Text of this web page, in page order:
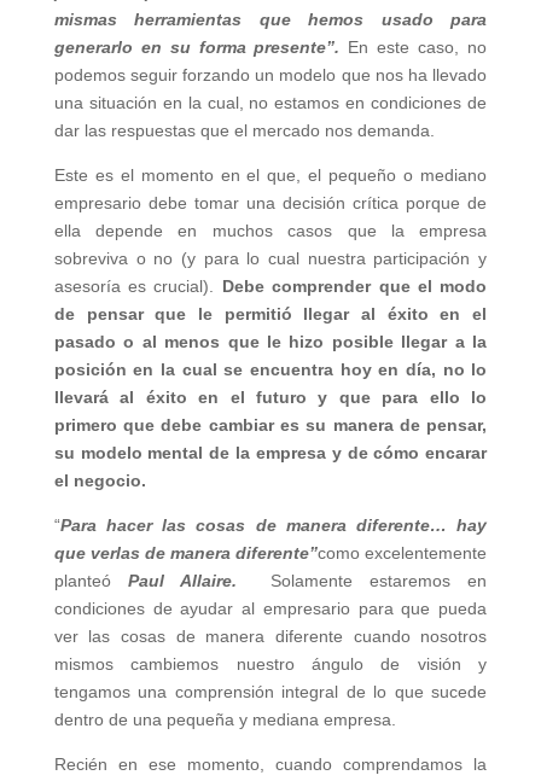
mismas herramientas que hemos usado para
generarlo en su forma presente”. En este caso, no
podemos seguir forzando un modelo que nos ha llevado
una situación en la cual, no estamos en condiciones de
dar las respuestas que el mercado nos demanda.
Este es el momento en el que, el pequeño o mediano
empresario debe tomar una decisión crítica porque de
ella depende en muchos casos que la empresa
sobreviva o no (y para lo cual nuestra participación y
asesoría es crucial). Debe comprender que el modo
de pensar que le permitió llegar al éxito en el
pasado o al menos que le hizo posible llegar a la
posición en la cual se encuentra hoy en día, no lo
llevará al éxito en el futuro y que para ello lo
primero que debe cambiar es su manera de pensar,
su modelo mental de la empresa y de cómo encarar
el negocio.
“Para hacer las cosas de manera diferente… hay
que verlas de manera diferente”como excelentemente
planteóPaul Allaire. Solamente estaremos en
condiciones de ayudar al empresario para que pueda
ver las cosas de manera diferente cuando nosotros
mismos cambiemos nuestro ángulo de visión y
tengamos una comprensión integral de lo que sucede
dentro de una pequeña y mediana empresa.
Recién en ese momento, cuando comprendamos la